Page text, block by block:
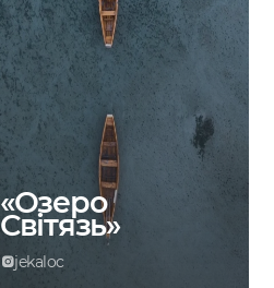
«Озеро
Світязь»
jekaloc